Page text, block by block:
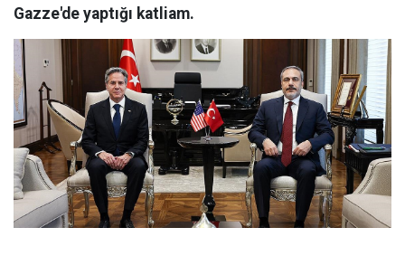
Gazze'de yaptığı katliam.